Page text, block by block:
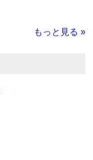
もっと見る »